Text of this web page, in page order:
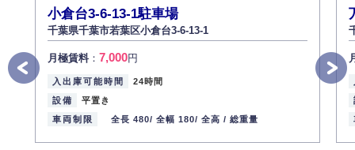
代表取締役社長 野口 幸男
小倉台3-6-13-1駐車場
千葉県千葉市若葉区小倉台3-6-13-1
月極賃料： 7,000円
入出庫可能時間
24時間
設備
平置き
車両制限
全長 480/ 全幅 180/ 全高 / 総重量